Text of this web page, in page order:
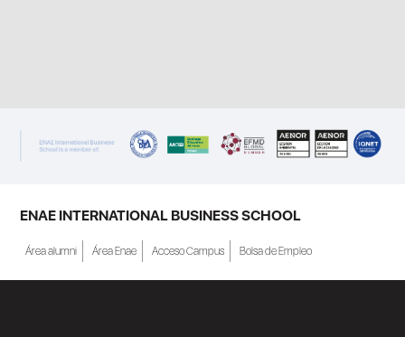
ENAE INTERNATIONAL BUSINESS SCHOOL
Área alumni Área Enae Acceso Campus Bolsa de Empleo